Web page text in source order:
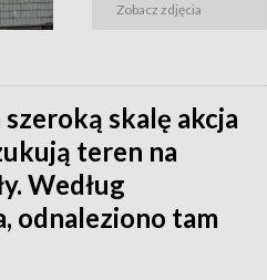
Zobacz zdjęcia
skalę akcja
teren na
Według
odnaleziono tam